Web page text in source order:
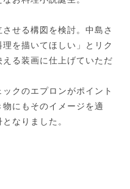
せる構図を検討。中島さ
を描いてほしい」とリク
る装画に仕上げていただ
クのエプロンがポイント
にもそのイメージを適
なりました。